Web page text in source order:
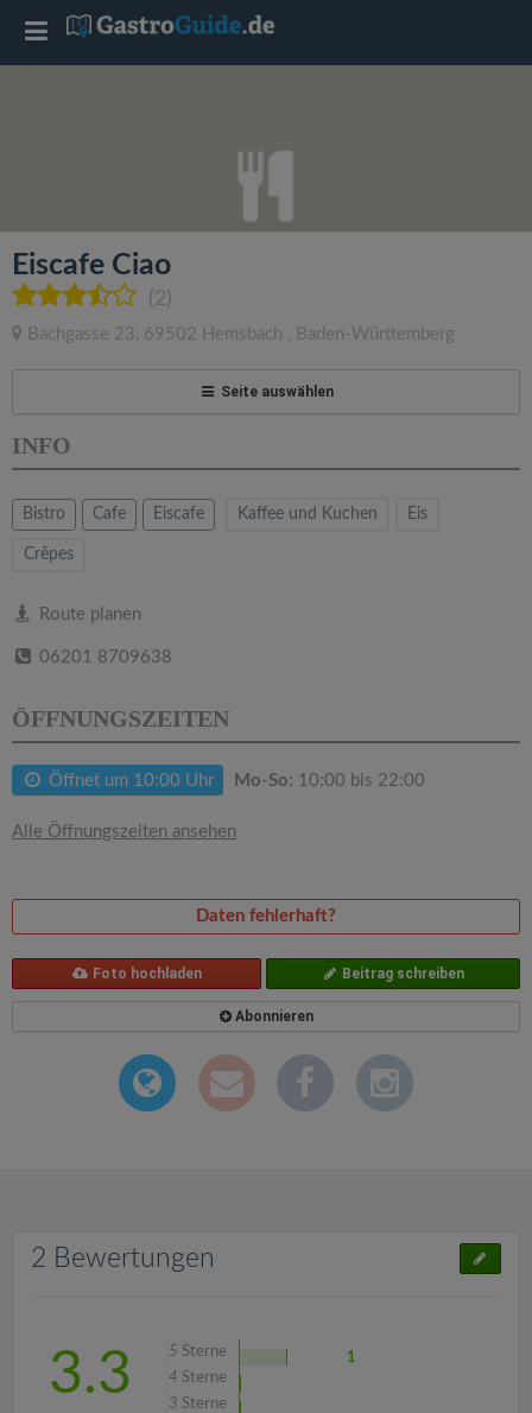
Eiscafe Ciao
(2)
Bachgasse 23, 69502 Hemsbach , Baden-Württemberg
Seite auswählen
INFO
Bistro Cafe Eiscafe Kaffee und Kuchen Eis
Crêpes
Route planen
06201 8709638
ÖFFNUNGSZEITEN
Öffnet um 10:00 Uhr Mo-So: 10:00 bis 22:00
Alle Öffnungszeiten ansehen
Daten fehlerhaft?
Foto hochladen Beitrag schreiben
Abonnieren
2 Bewertungen
3.3 5 Sterne
1
4 Sterne
3 Sterne
T
l
e
a
v
g
a
t